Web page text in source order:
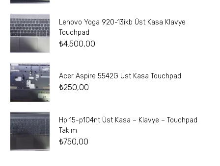
Lenovo Yoga 920-13ikb Üst Kasa Klavye
Touchpad
₺4.500,00
Acer Aspire 5542G Üst Kasa Touchpad
₺250,00
Hp 15-p104nt Üst Kasa – Klavye – Touchpad
Takım
₺750,00